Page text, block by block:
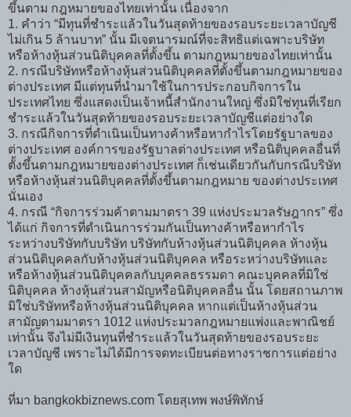
ขึ้นตาม กฎหมายของไทยเท่านั้น เนื่องจาก
1. คำว่า “มีทุนที่ชำระแล้วในวันสุดท้ายของรอบระยะเวลาบัญชี
ไม่เกิน 5 ล้านบาท” นั้น มีเจตนารมณ์ที่จะสิทธิแต่เฉพาะบริษัท
หรือห้างหุ้นส่วนนิติบุคคลที่ตั้งขึ้น ตามกฎหมายของไทยเท่านั้น
2. กรณีบริษัทหรือห้างหุ้นส่วนนิติบุคคลที่ตั้งขึ้นตามกฎหมายของ
ต่างประเทศ มีแต่ทุนที่นำมาใช้ในการประกอบกิจการใน
ประเทศไทย ซึ่งแสดงเป็นเจ้าหนี้สำนักงานใหญ่ ซึ่งมิใช่ทุนที่เรียก
ชำระแล้วในวันสุดท้ายของรอบระยะเวลาบัญชีแต่อย่างใด
3. กรณีกิจการที่ดำเนินเป็นทางค้าหรือหากำไรโดยรัฐบาลของ
ต่างประเทศ องค์การของรัฐบาลต่างประเทศ หรือนิติบุคคลอื่นที่
ตั้งขึ้นตามกฎหมายของต่างประเทศ ก็เช่นเดียวกันกับกรณีบริษัท
หรือห้างหุ้นส่วนนิติบุคคลที่ตั้งขึ้นตามกฎหมาย ของต่างประเทศ
นั่นเอง
4. กรณี “กิจการร่วมค้าตามมาตรา 39 แห่งประมวลรัษฎากร” ซึ่ง
ได้แก่ กิจการที่ดำเนินการร่วมกันเป็นทางค้าหรือหากำไร
ระหว่างบริษัทกับบริษัท บริษัทกับห้างหุ้นส่วนนิติบุคคล ห้างหุ้น
ส่วนนิติบุคคลกับห้างหุ้นส่วนนิติบุคคล หรือระหว่างบริษัทและ
หรือห้างหุ้นส่วนนิติบุคคลกับบุคคลธรรมดา คณะบุคคลที่มิใช่
นิติบุคคล ห้างหุ้นส่วนสามัญหรือนิติบุคคลอื่น นั้น โดยสถานภาพ
มิใช่บริษัทหรือห้างหุ้นส่วนนิติบุคคล หากแต่เป็นห้างหุ้นส่วน
สามัญตามมาตรา 1012 แห่งประมวลกฎหมายแพ่งและพาณิชย์
เท่านั้น จึงไม่มีเงินทุนที่ชำระแล้วในวันสุดท้ายของรอบระยะ
เวลาบัญชี เพราะไม่ได้มีการจดทะเบียนต่อทางราชการแต่อย่าง
ใด
ที่มา bangkokbiznews.com โดยสุเทพ พงษ์พิทักษ์